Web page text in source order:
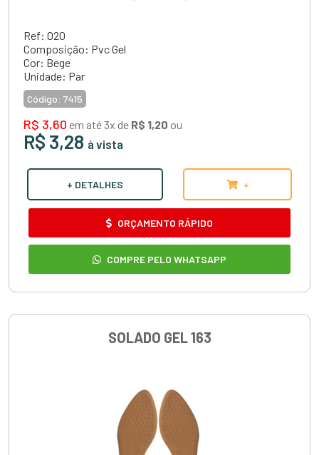
Ref: 020
Composição: Pvc Gel
Cor: Bege
Unidade: Par
Código: 7415
R$ 3,60 em até 3x de R$ 1,20 ou
R$ 3,28 à vista
+ DETALHES +
ORÇAMENTO RÁPIDO
COMPRE PELO WHATSAPP
SOLADO GEL 163